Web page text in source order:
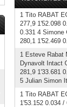
1 Tito RABAT
277,9 1'52.098
0.331 4 Simone
280,1 1'52.469
1 Esteve Rabat
Dynavolt Intact
281,9 1'33.681
5 Julian Simon
1 Tito RABAT
1'53.152 0.034